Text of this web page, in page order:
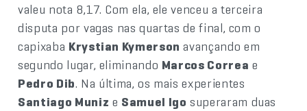
valeu nota 8,17. Com ela, ele venceu a terceira
disputa por vagas nas quartas de final, com o
capixaba Krystian Kymerson avançando em
segundo lugar, eliminando Marcos Correa e
Pedro Dib. Na última, os mais experientes
Santiago Muniz e Samuel Igo superaram duas